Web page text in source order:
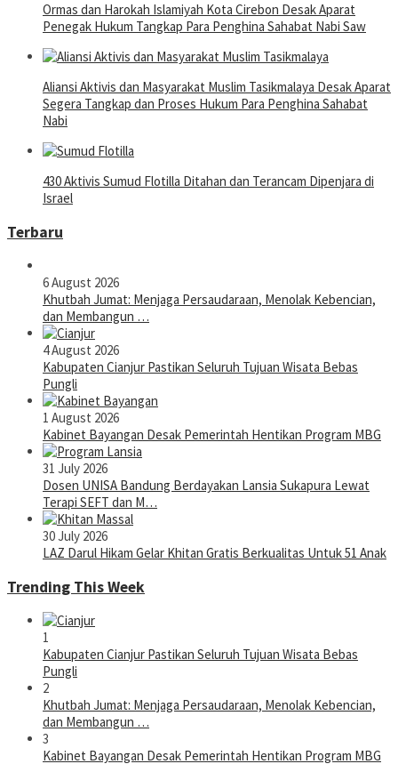
Ormas dan Harokah Islamiyah Kota Cirebon Desak Aparat
Penegak Hukum Tangkap Para Penghina Sahabat Nabi Saw
Aliansi Aktivis dan Masyarakat Muslim Tasikmalaya Desak Aparat
Segera Tangkap dan Proses Hukum Para Penghina Sahabat
Nabi
430 Aktivis Sumud Flotilla Ditahan dan Terancam Dipenjara di
Israel
Terbaru
6 August 2026
Khutbah Jumat: Menjaga Persaudaraan, Menolak Kebencian,
dan Membangun …
4 August 2026
Kabupaten Cianjur Pastikan Seluruh Tujuan Wisata Bebas
Pungli
1 August 2026
Kabinet Bayangan Desak Pemerintah Hentikan Program MBG
31 July 2026
Dosen UNISA Bandung Berdayakan Lansia Sukapura Lewat
Terapi SEFT dan M…
30 July 2026
LAZ Darul Hikam Gelar Khitan Gratis Berkualitas Untuk 51 Anak
Trending This Week
1
Kabupaten Cianjur Pastikan Seluruh Tujuan Wisata Bebas
Pungli
2
Khutbah Jumat: Menjaga Persaudaraan, Menolak Kebencian,
dan Membangun …
3
Kabinet Bayangan Desak Pemerintah Hentikan Program MBG